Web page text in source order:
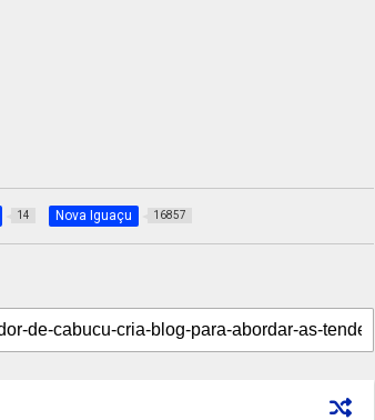
14 Nova Iguaçu 16857